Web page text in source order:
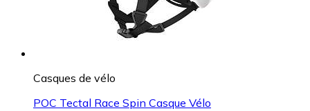
Casques de vélo
POC Tectal Race Spin Casque Vélo